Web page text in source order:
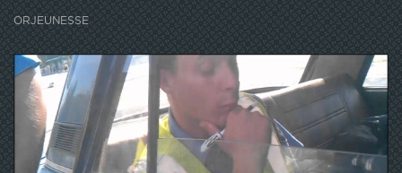
ORJEUNESSE